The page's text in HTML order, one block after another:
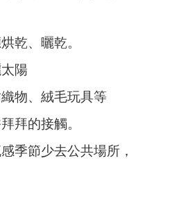
乾、曬乾。
陽
物、絨毛玩具等
拜的接觸。
季節少去公共場所，